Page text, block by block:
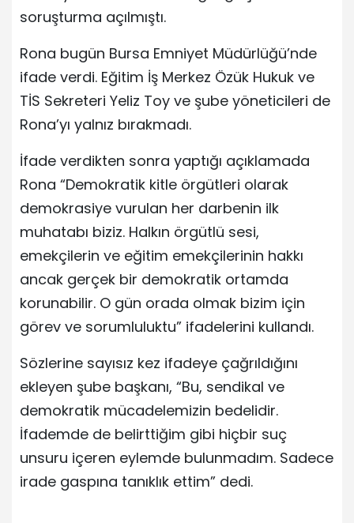
soruşturma açılmıştı.
Rona bugün Bursa Emniyet Müdürlüğü’nde
ifade verdi. Eğitim İş Merkez Özük Hukuk ve
TİS Sekreteri Yeliz Toy ve şube yöneticileri de
Rona’yı yalnız bırakmadı.
İfade verdikten sonra yaptığı açıklamada
Rona “Demokratik kitle örgütleri olarak
demokrasiye vurulan her darbenin ilk
muhatabı biziz. Halkın örgütlü sesi,
emekçilerin ve eğitim emekçilerinin hakkı
ancak gerçek bir demokratik ortamda
korunabilir. O gün orada olmak bizim için
görev ve sorumluluktu” ifadelerini kullandı.
Sözlerine sayısız kez ifadeye çağrıldığını
ekleyen şube başkanı, “Bu, sendikal ve
demokratik mücadelemizin bedelidir.
İfademde de belirttiğim gibi hiçbir suç
unsuru içeren eylemde bulunmadım. Sadece
irade gaspına tanıklık ettim” dedi.